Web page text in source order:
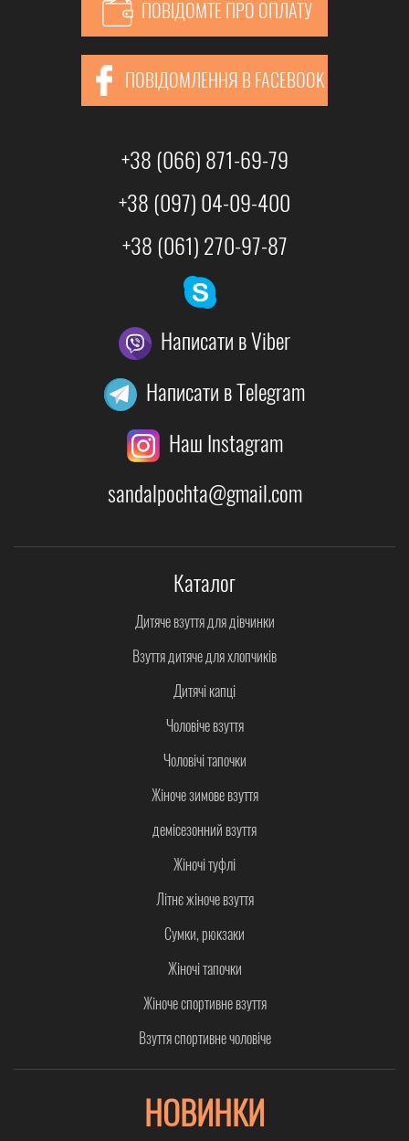
ПОВІДОМТЕ ПРО ОПЛАТУ
ПОВІДОМЛЕННЯ В FACEBOOK
+38 (066) 871-69-79
+38 (097) 04-09-400
+38 (061) 270-97-87
Написати в Viber
Написати в Telegram
Наш Instagram
sandalpochta@gmail.com
Каталог
Дитяче взуття для дівчинки
Взуття дитяче для хлопчиків
Дитячі капці
Чоловіче взуття
Чоловічі тапочки
Жіноче зимове взуття
демісезонний взуття
Жіночі туфлі
Літнє жіноче взуття
Сумки, рюкзаки
Жіночі тапочки
Жіноче спортивне взуття
Взуття спортивне чоловіче
НОВИНКИ